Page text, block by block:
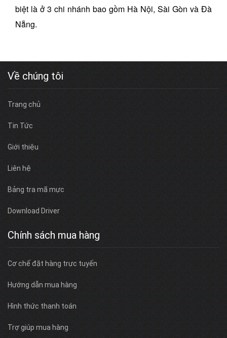
biệt là ở 3 chi nhánh bao gồm Hà Nội, Sài Gòn và Đà
Nẵng.
Về chúng tôi
Trang chủ
Tin Tức
Giới thiệu
Liên hệ
Bảng tra mã mực
Download Driver
Chính sách mua hàng
Cơ chế đặt hàng trực tuyến
Hướng dẫn mua hàng
Hình thức thanh toán
Trợ giúp mua hàng